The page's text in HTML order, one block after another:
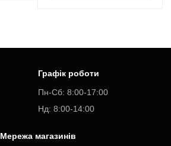
Графік роботи
Пн-Cб: 8:00-17:00
Нд: 8:00-14:00
Мережа магазинів